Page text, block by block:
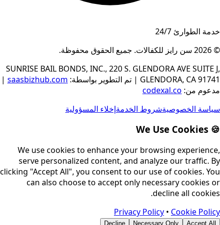
خدمة الطوارئ 24/7
© 2026
سن رايز للكفالات. جميع الحقوق محفوظة.
SUNRISE BAIL BONDS, INC., 220 S. GLENDORA AVE SUITE J,
GLENDORA, CA 91741
| تم التطوير بواسطة:
saasbizhub.com
|
مدعوم من:
codexal.co
سياسة الخصوصيةشروط الخدمةإخلاء المسؤولية
🍪 We Use Cookies
We use cookies to enhance your browsing experience,
serve personalized content, and analyze our traffic. By
clicking "Accept All", you consent to our use of cookies. You
can also choose to accept only necessary cookies or
decline all cookies.
Privacy Policy • Cookie Policy
Accept All
Necessary Only
Decline